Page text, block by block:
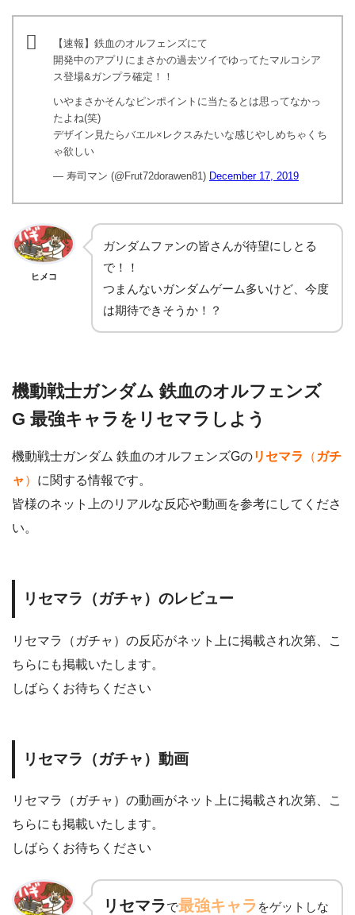
【速報】鉄血のオルフェンズにて
開発中のアプリにまさかの過去ツイでゆってたマルコシア
ス登場&ガンプラ確定！！
いやまさかそんなピンポイントに当たるとは思ってなかっ
たよね(笑)
デザイン見たらバエル×レクスみたいな感じやしめちゃくち
ゃ欲しい
— 寿司マン (@Frut72dorawen81) December 17, 2019
ヒメコ
ガンダムファンの皆さんが待望にしとる
で！！
つまんないガンダムゲーム多いけど、今度
は期待できそうか！？
機動戦士ガンダム 鉄血のオルフェンズ
G 最強キャラをリセマラしよう
機動戦士ガンダム 鉄血のオルフェンズGのリセマラ （ ガチ
ャ ） に関する情報です。
皆様のネット上のリアルな反応や動画を参考にしてくださ
い。
リセマラ（ガチャ）のレビュー
リセマラ（ガチャ）の反応がネット上に掲載され次第、こ
ちらにも掲載いたします。
しばらくお待ちください
リセマラ（ガチャ）動画
リセマラ（ガチャ）の動画がネット上に掲載され次第、こ
ちらにも掲載いたします。
しばらくお待ちください
リセマラで最強キャラ をゲットしな